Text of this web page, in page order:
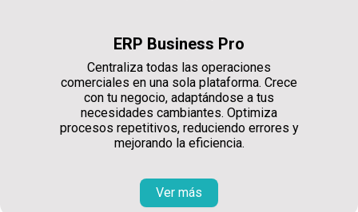
ERP Business Pro
Centraliza todas las operaciones
comerciales en una sola plataforma. Crece
con tu negocio, adaptándose a tus
necesidades cambiantes. Optimiza
procesos repetitivos, reduciendo errores y
mejorando la eficiencia.
Ver más